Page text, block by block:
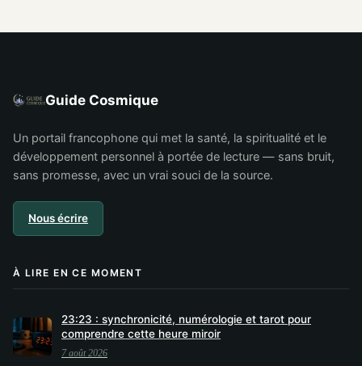
progression
Guide Cosmique
Un portail francophone qui met la santé, la spiritualité et le
développement personnel à portée de lecture — sans bruit,
sans promesse, avec un vrai souci de la source.
Nous écrire
À LIRE EN CE MOMENT
23:23 : synchronicité, numérologie et tarot pour
comprendre cette heure miroir
7 août 2026